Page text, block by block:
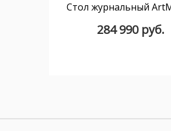
284 990 руб.